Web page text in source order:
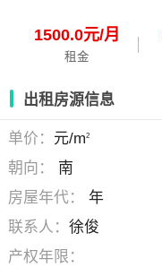
1500.0元/月
租金
出租房源信息
单价： 元/m2
朝向：
南
房屋年代：
年
联系人：徐俊
产权年限：